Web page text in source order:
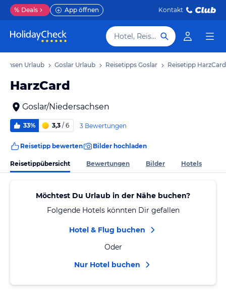
% Deals App öffnen Kontakt
Hotel, Reiseziel
Urlaub Goslar Urlaub Reisetipps Goslar Reisetipp HarzCard
HarzCard
Goslar/Niedersachsen
33% 3,3 / 6 3 Bewertungen
Reisetipp bewerten Bilder hochladen
Reisetippübersicht Bewertungen Bilder Hotels
Möchtest Du Urlaub in der Nähe buchen?
Folgende Hotels könnten Dir gefallen
Hotel & Flug buchen
Oder
Nur Hotel buchen